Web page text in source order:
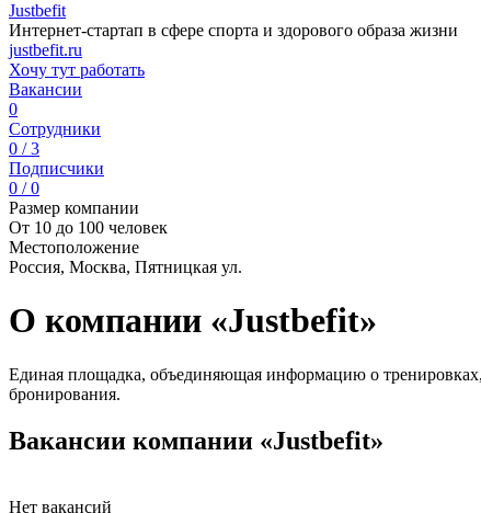
Justbefit
Интернет-стартап в сфере спорта и здорового образа жизни
justbefit.ru
Хочу тут работать
Вакансии
0
Сотрудники
0 / 3
Подписчики
0 / 0
Размер компании
От 10 до 100 человек
Местоположение
Россия, Москва, Пятницкая ул.
О компании «Justbefit»
Единая площадка, объединяющая информацию о
бронирования.
Вакансии компании «Justbefit»
Нет вакансий